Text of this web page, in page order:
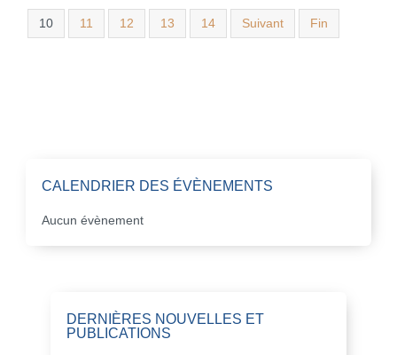
10 11 12 13 14 Suivant Fin
CALENDRIER DES ÉVÈNEMENTS
Aucun évènement
DERNIÈRES NOUVELLES ET
PUBLICATIONS